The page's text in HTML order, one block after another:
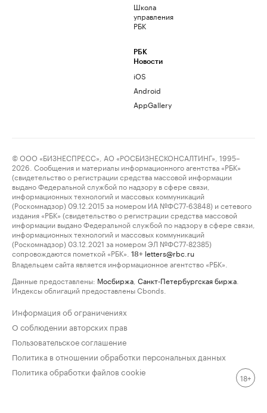
Школа
управления
РБК
РБК
Новости
iOS
Android
AppGallery
© ООО «БИЗНЕСПРЕСС», АО «РОСБИЗНЕСКОНСАЛТИНГ», 1995–
2026. Сообщения и материалы информационного агентства «РБК»
(свидетельство о регистрации средства массовой информации
выдано Федеральной службой по надзору в сфере связи,
информационных технологий и массовых коммуникаций
(Роскомнадзор) 09.12.2015 за номером ИА №ФС77-63848) и сетевого
издания «РБК» (свидетельство о регистрации средства массовой
информации выдано Федеральной службой по надзору в сфере связи,
информационных технологий и массовых коммуникаций
(Роскомнадзор) 03.12.2021 за номером ЭЛ №ФС77-82385)
сопровождаются пометкой «РБК».
18+ letters@rbc.ru
Владельцем сайта является информационное агентство «РБК».
Данные предоставлены: Мосбиржа Санкт-Петербургская биржа
Индексы облигаций предоставлены Cbonds.
Информация об ограничениях
О соблюдении авторских прав
Пользовательское соглашение
Политика в отношении обработки персональных данных
Политика обработки файлов cookie
18+